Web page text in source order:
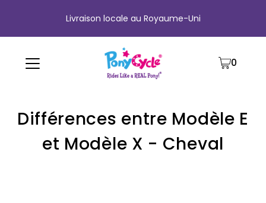
Livraison locale au Royaume-Uni
0
Différences entre Modèle E
et Modèle X - Cheval